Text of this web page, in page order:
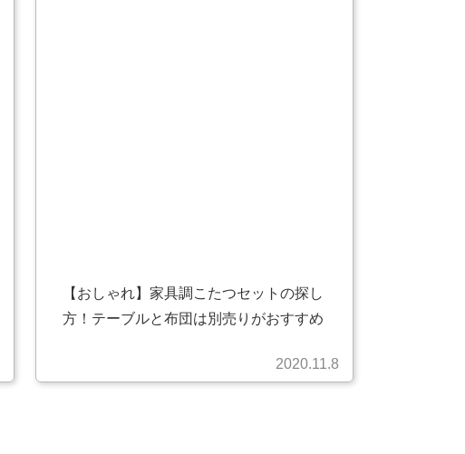
【おしゃれ】家具調こたつセットの探し
方！テーブルと布団は別売りがおすすめ
2020.11.8